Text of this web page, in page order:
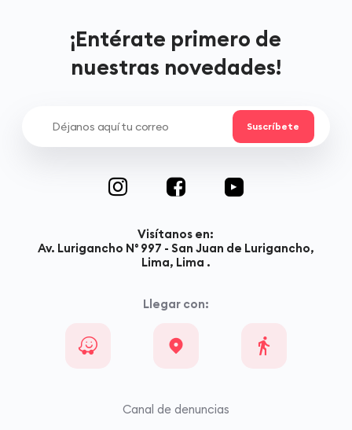
¡Entérate primero de
nuestras novedades!
Visítanos en:
Av. Lurigancho N° 997 - San Juan de Lurigancho,
Lima, Lima .
Llegar con:
Canal de denuncias